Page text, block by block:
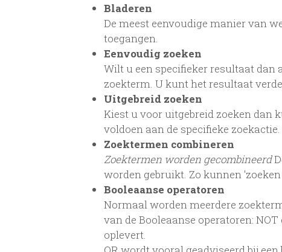
Bladeren
De meest eenvoudige manier van
toegangen.
Eenvoudig zoeken
Wilt u een specifieker resultaat dan
zoekterm. U kunt het resultaat
Uitgebreid zoeken
Kiest u voor uitgebreid zoeken dan
voldoen aan de specifieke
Zoektermen combineren
Zoektermen worden gecombineerd
worden gebruikt. Zo kunnen
Booleaanse operatoren
Normaal worden meerdere
van de Booleaanse operatoren:
oplevert.